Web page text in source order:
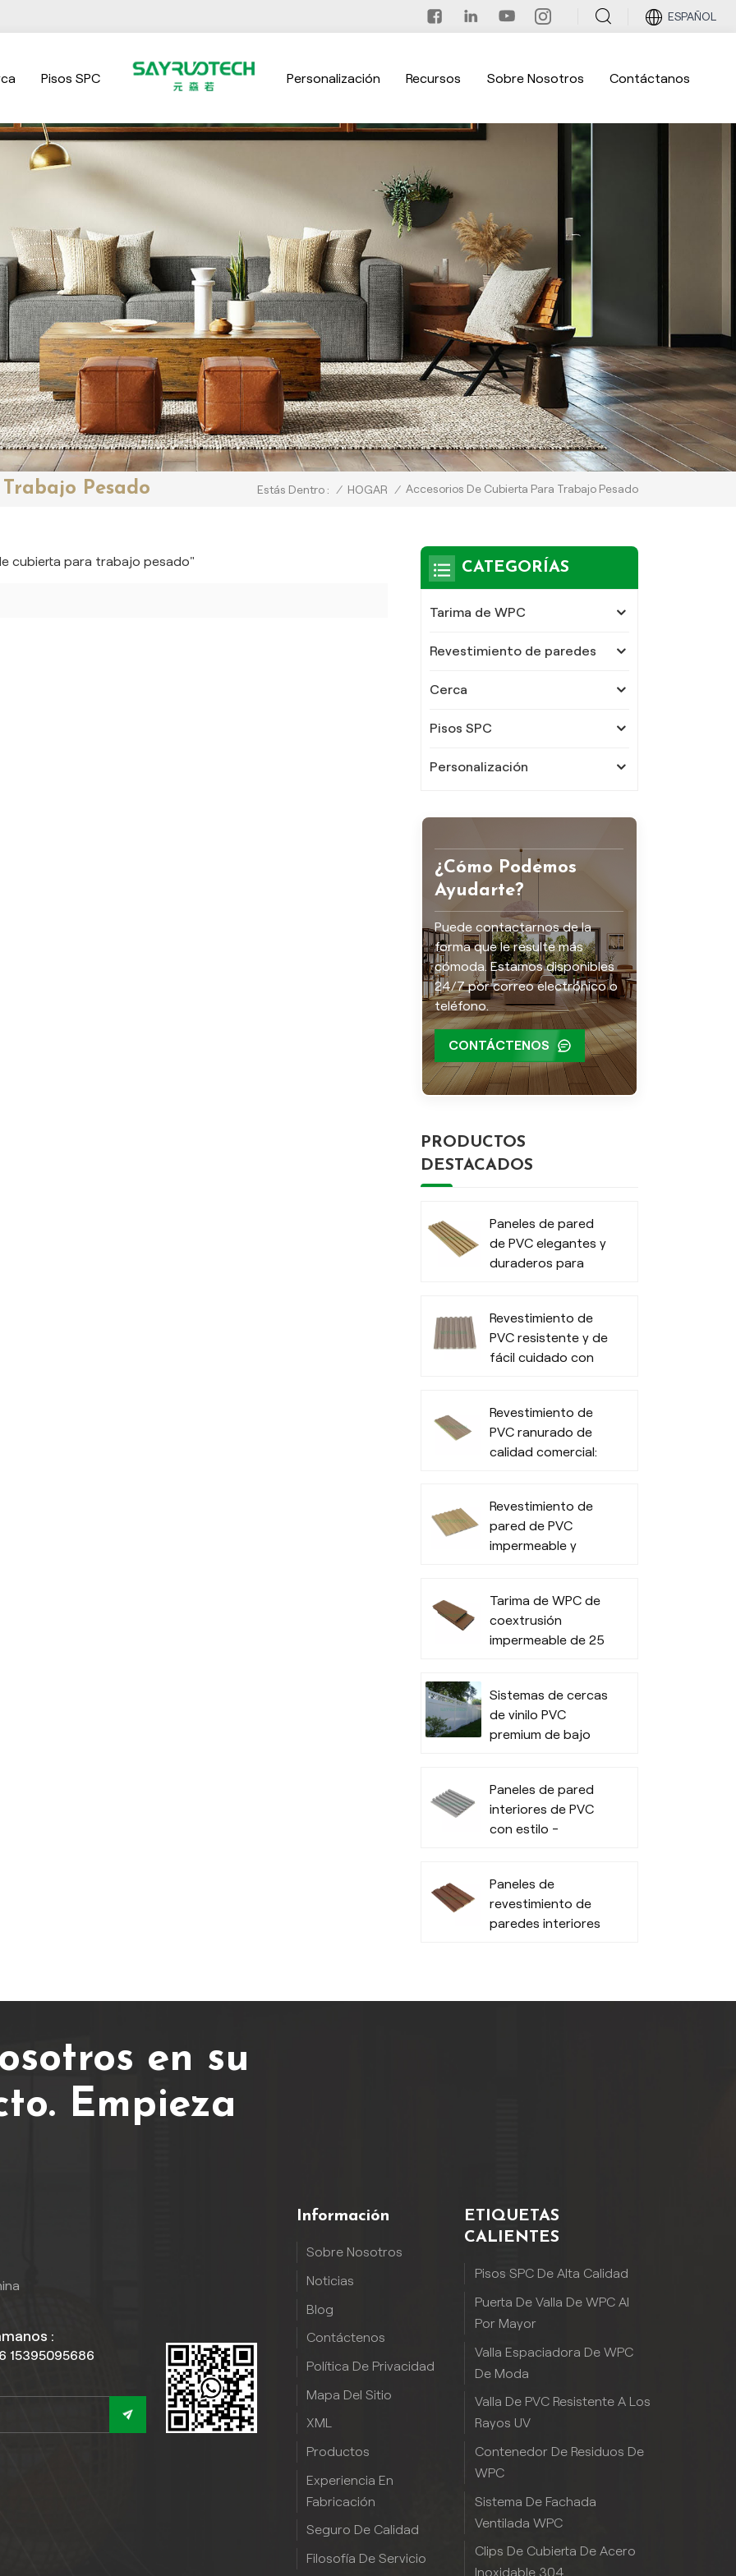
ESPAÑOL
Pisos SPC Personalización Recursos Sobre Nosotros Contáctanos
Pesado Estás Dentro : / HOGAR / Accesorios De Cubierta Para Trabajo Pesado
cubierta para trabajo pesado" CATEGORÍAS
Tarima de WPC
Revestimiento de paredes
Cerca
Pisos SPC
Personalización
¿Cómo Podemos
Ayudarte?
Puede contactarnos de la
forma que le resulte más
cómoda. Estamos disponibles
24/7 por correo electrónico o
teléfono.
CONTÁCTENOS
PRODUCTOS
DESTACADOS
Paneles de pared
de PVC elegantes y
duraderos para
Revestimiento de
PVC resistente y de
fácil cuidado con
Revestimiento de
PVC ranurado de
calidad comercial:
impermeable para
uso comercial en
exteriores.
Revestimiento de
pared de PVC
impermeable y
Tarima de WPC de
coextrusión
impermeable de 25
exteriores
Sistemas de cercas
de vinilo PVC
premium de bajo
Paneles de pared
interiores de PVC
con estilo -
Paneles de
revestimiento de
paredes interiores
en su
Empieza
:
15395095686
Información
Sobre Nosotros
Noticias
Blog
Contáctenos
Política De Privacidad
Mapa Del Sitio
XML
Productos
Experiencia En
Fabricación
Seguro De Calidad
Filosofía De Servicio
ETIQUETAS
CALIENTES
Pisos SPC De Alta Calidad
Puerta De Valla De WPC Al
Por Mayor
Valla Espaciadora De WPC
De Moda
Valla De PVC Resistente A Los
Rayos UV
Contenedor De Residuos De
WPC
Sistema De Fachada
Ventilada WPC
Clips De Cubierta De Acero
Inoxidable 304